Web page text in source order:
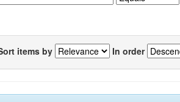
items by In order